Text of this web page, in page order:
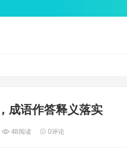
成语作答释义落实
48阅读 0评论